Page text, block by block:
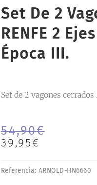
Set De 2
RENFE 2
Época III.
Set de 2 vagones
54,90€
El
precio
era:
54,90€.
39,95€
El
precio
es:
39,95€.
Referencia: ARNOLD-HN6660